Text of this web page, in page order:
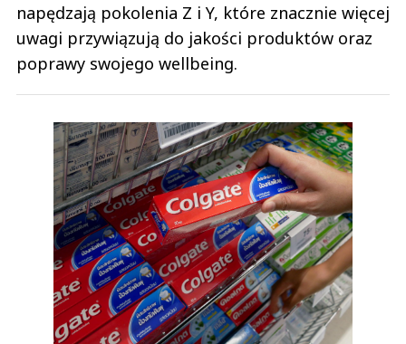
napędzają pokolenia Z i Y, które znacznie więcej
uwagi przywiązują do jakości produktów oraz
poprawy swojego wellbeing.